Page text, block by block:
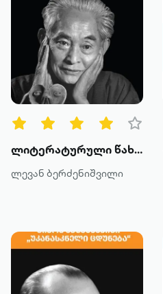
ლიტერატურული წახნაგები: კავაბატას სილუეტი
ლევან ბერძენიშვილი